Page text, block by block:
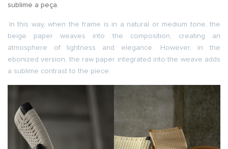
sublime a peça.
In this way, when the frame is in a natural or medium tone, the
beige paper weaves into the composition, creating an
atmosphere of lightness and elegance. However, in the
ebonized version, the raw paper integrated into the weave adds
a sublime contrast to the piece.